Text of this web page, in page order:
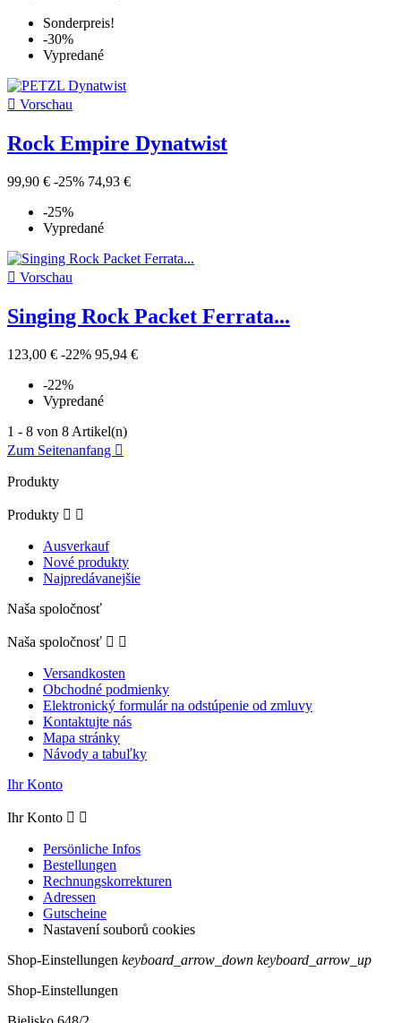
Sonderpreis!
-30%
Vypredané
 Vorschau
Rock Empire Dynatwist
99,90 € -25% 74,93 €
-25%
Vypredané
 Vorschau
Singing Rock Packet Ferrata...
123,00 € -22% 95,94 €
-22%
Vypredané
1 - 8 von 8 Artikel(n)
Zum Seitenanfang 
Produkty
Produkty  
Ausverkauf
Nové produkty
Najpredávanejšie
Naša spoločnosť
Naša spoločnosť  
Versandkosten
Obchodné podmienky
Elektronický formulár na odstúpenie od zmluvy
Kontaktujte nás
Mapa stránky
Návody a tabuľky
Ihr Konto
Ihr Konto  
Persönliche Infos
Bestellungen
Rechnungskorrekturen
Adressen
Gutscheine
Nastavení souborů cookies
Shop-Einstellungen keyboard_arrow_down keyboard_arrow_up
Shop-Einstellungen